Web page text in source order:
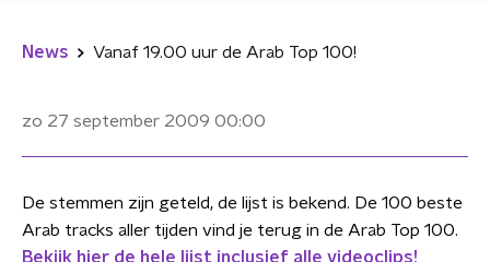
News Vanaf 19.00 uur de Arab Top 100!
zo 27 september 2009 00:00
De stemmen zijn geteld, de lijst is bekend. De 100 beste
Arab tracks aller tijden vind je terug in de Arab Top 100.
Bekijk hier de hele lijst inclusief alle videoclips!